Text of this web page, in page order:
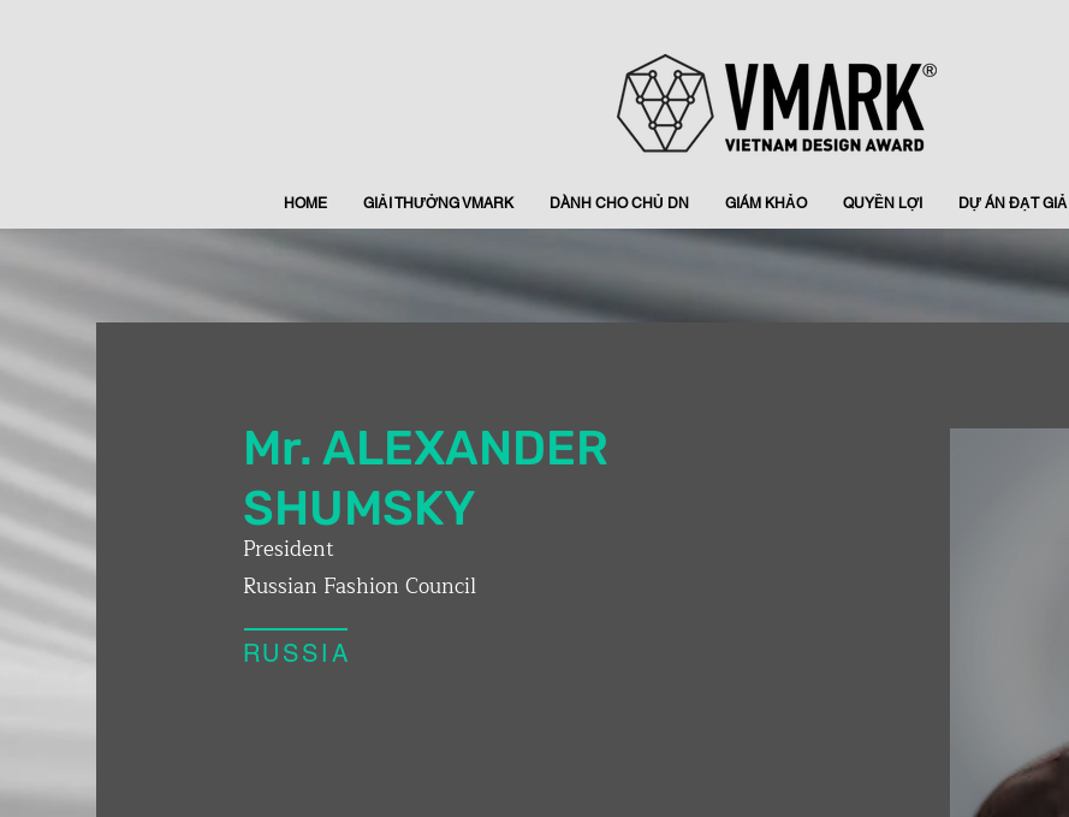
HOME GIẢI THƯỞNG VMARK DÀNH CHO CHỦ DN GIÁM KHẢO QUYỀN LỢI DỰ ÁN ĐẠT GIẢI
Mr. ALEXANDER
SHUMSKY
President
Russian Fashion Council
RUSSIA